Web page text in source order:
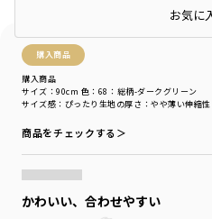
購入商品
購入商品
サイズ感 ：ぴったり 生地の厚さ ：やや薄い伸縮性
サイズ：90cm 色：68：総柄-ダークグリーン
商品をチェックする＞
かわいい、合わせやすい
店頭在庫を確認するお気に